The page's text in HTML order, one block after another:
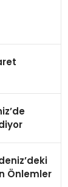
Önlemler